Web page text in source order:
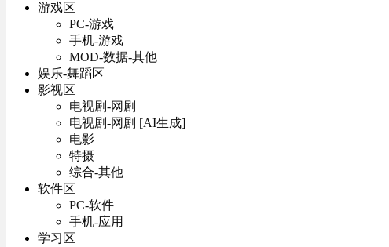
游戏区
PC-游戏
手机-游戏
MOD-数据-其他
娱乐-舞蹈区
影视区
电视剧-网剧
电视剧-网剧 [AI生成]
电影
特摄
综合-其他
软件区
PC-软件
手机-应用
学习区